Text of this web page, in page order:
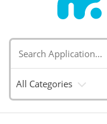
All Categories